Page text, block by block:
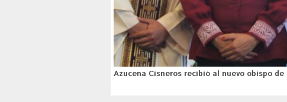
Azucena Cisneros recibió al nuevo obispo